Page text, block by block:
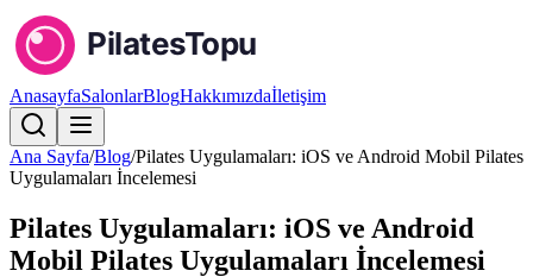
AnasayfaSalonlarBlogHakkımızdaİletişim
Ana Sayfa/Blog/Pilates Uygulamaları: iOS ve Android Mobil Pilates
Uygulamaları İncelemesi
Pilates Uygulamaları: iOS ve Android
Mobil Pilates Uygulamaları İncelemesi